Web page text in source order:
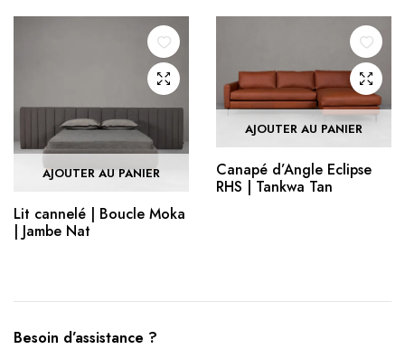
AJOUTER AU PANIER
Lit cannelé | Boucle Moka
| Jambe Nat
AJOUTER AU PANIER
Canapé d’Angle Eclipse
RHS | Tankwa Tan
Besoin d’assistance ?